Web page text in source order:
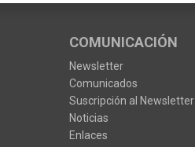
COMUNICACIÓN
Newsletter
Comunicados
Suscripción al Newsletter
Noticias
Enlaces